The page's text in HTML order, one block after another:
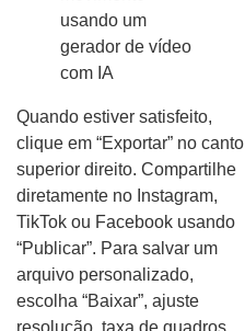
Quando estiver satisfeito,
clique em “Exportar” no canto
superior direito. Compartilhe
diretamente no Instagram,
TikTok ou Facebook usando
“Publicar”. Para salvar um
arquivo personalizado,
escolha “Baixar”, ajuste